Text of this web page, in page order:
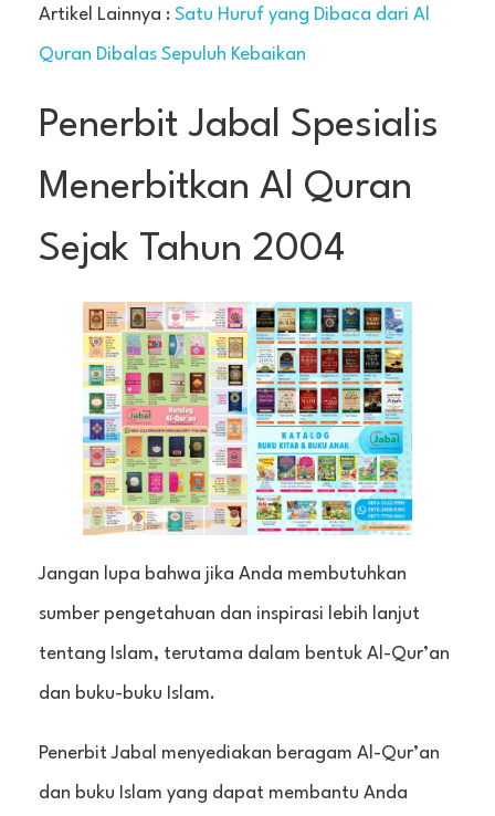
Artikel Lainnya : Satu Huruf yang Dibaca dari Al
Quran Dibalas Sepuluh Kebaikan
Penerbit Jabal Spesialis
Menerbitkan Al Quran
Sejak Tahun 2004
Jangan lupa bahwa jika Anda membutuhkan
sumber pengetahuan dan inspirasi lebih lanjut
tentang Islam, terutama dalam bentuk Al-Qur’an
dan buku-buku Islam.
Penerbit Jabal menyediakan beragam Al-Qur’an
dan buku Islam yang dapat membantu Anda